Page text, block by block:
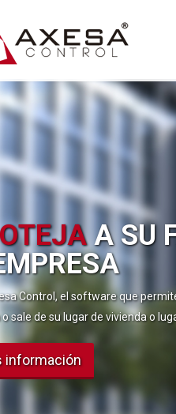
A SU
Control, el software que
sale de su lugar de vivienda o
información